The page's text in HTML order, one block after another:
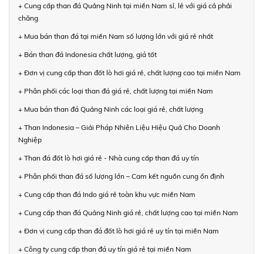
+ Cung cấp than đá Quảng Ninh tại miền Nam sỉ, lẻ với giá cả phải
chăng
+ Mua bán than đá tại miền Nam số lượng lớn với giá rẻ nhất
+ Bán than đá Indonesia chất lượng, giá tốt
+ Đơn vị cung cấp than đốt lò hơi giá rẻ, chất lượng cao tại miền Nam
+ Phân phối các loại than đá giá rẻ, chất lượng tại miền Nam
+ Mua bán than đá Quảng Ninh các loại giá rẻ, chất lượng
+ Than Indonesia – Giải Pháp Nhiên Liệu Hiệu Quả Cho Doanh
Nghiệp
+ Than đá đốt lò hơi giá rẻ - Nhà cung cấp than đá uy tín
+ Phân phối than đá số lượng lớn – Cam kết nguồn cung ổn định
+ Cung cấp than đá Indo giá rẻ toàn khu vực miền Nam
+ Cung cấp than đá Quảng Ninh giá rẻ, chất lượng cao tại miền Nam
+ Đơn vị cung cấp than đá đốt lò hơi giá rẻ uy tín tại miền Nam
+ Công ty cung cấp than đá uy tín giá rẻ tại miền Nam